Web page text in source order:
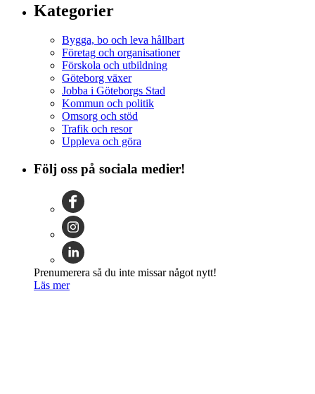
Kategorier
Bygga, bo och leva hållbart
Företag och organisationer
Förskola och utbildning
Göteborg växer
Jobba i Göteborgs Stad
Kommun och politik
Omsorg och stöd
Trafik och resor
Uppleva och göra
Följ oss på sociala medier!
Prenumerera så du inte missar något nytt!
Läs mer